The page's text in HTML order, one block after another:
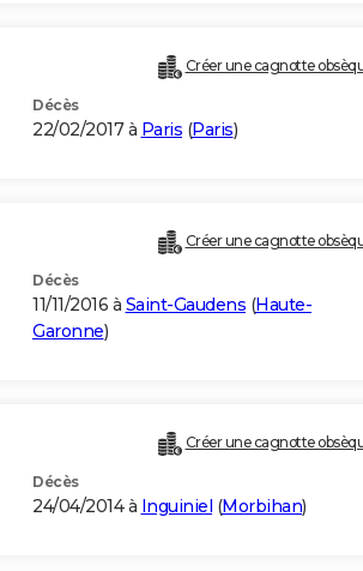
Créer une cagnotte
Décès
22/02/2017 à Paris (Paris)
Créer une cagnotte
Décès
11/11/2016 à Saint-Gaudens (Haute-
Garonne)
Créer une cagnotte
Décès
24/04/2014 à Inguiniel (Morbihan)